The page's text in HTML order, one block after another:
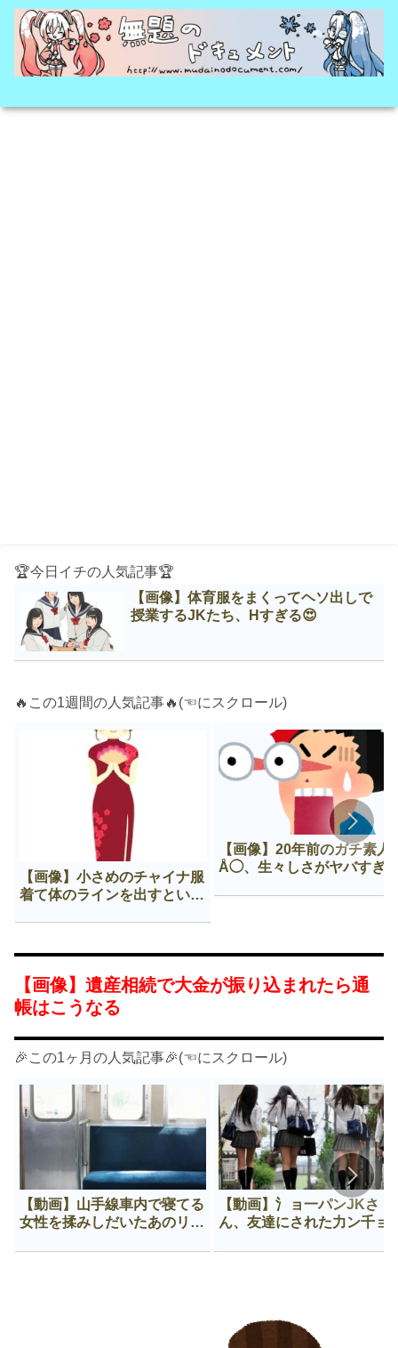
🏆今日イチの人気記事🏆
【画像】体育服をまくってヘソ出しで
授業するJKたち、Нすぎる😍
🔥この1週間の人気記事🔥(☜にスクロール)
【画像】小さめのチャイナ服
着て体のラインを出すという
【画像】20年前のガチ素人
Å◯、生々しさがヤバすぎ
【画像】遺産相続で大金が振り込まれたら通
帳はこうなる
🎉この1ヶ月の人気記事🎉(☜にスクロール)
【動画】山手線車内で寝てる
女性を揉みしだいたあのリー
【動画】氵ョ一パンJKさ
ん、友達にされた力ン千ョ